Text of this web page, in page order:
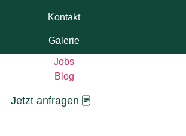
Kontakt
Galerie
Jobs
Blog
Jetzt anfragen